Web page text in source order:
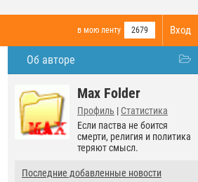
Вход
в мою ленту 2679
Об авторе
Max Folder
Профиль | Статистика
Если паства не боится
смерти, религия и политика
теряют смысл.
Последние добавленные новости